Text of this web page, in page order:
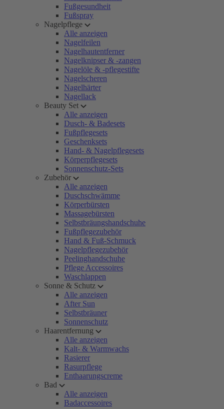
Fußgesundheit
Fußspray
Nagelpflege
Alle anzeigen
Nagelfeilen
Nagelhautentferner
Nagelknipser & -zangen
Nagelöle & -pflegestifte
Nagelscheren
Nagelhärter
Nagellack
Beauty Set
Alle anzeigen
Dusch- & Badesets
Fußpflegesets
Geschenksets
Hand- & Nagelpflegesets
Körperpflegesets
Sonnenschutz-Sets
Zubehör
Alle anzeigen
Duschschwämme
Körperbürsten
Massagebürsten
Selbstbräungshandschuhe
Fußpflegezubehör
Hand & Fuß-Schmuck
Nagelpflegezubehör
Peelinghandschuhe
Pflege Accessoires
Waschlappen
Sonne & Schutz
Alle anzeigen
After Sun
Selbstbräuner
Sonnenschutz
Haarentfernung
Alle anzeigen
Kalt- & Warmwachs
Rasierer
Rasurpflege
Enthaarungscreme
Bad
Alle anzeigen
Badaccessoires